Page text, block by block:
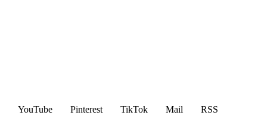
YouTube Pinterest TikTok Mail
RSS